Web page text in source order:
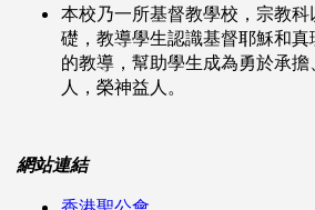
本校乃一所基督教學校，宗教
礎，教導學生認識基督耶穌和
的教導，幫助學生成為勇於承
人，榮神益人。
網站連結